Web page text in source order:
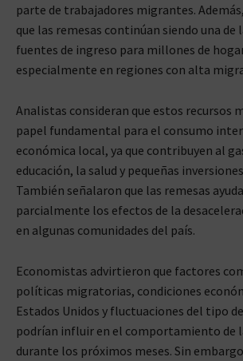
parte de trabajadores migrantes.
que las remesas continúan siendo una de
fuentes de ingreso para millones de
especialmente en regiones con alta
Analistas consideran que estos recursos
papel fundamental para el consumo
económica local, ya que contribuyen al
educación, la salud y pequeñas
También señalaron que las remesas
parcialmente los efectos de la
en algunas comunidades del país.
Economistas advirtieron que factores
políticas migratorias, condiciones
Estados Unidos y fluctuaciones del tipo
podrían influir en el comportamiento de
durante los próximos meses. Sin